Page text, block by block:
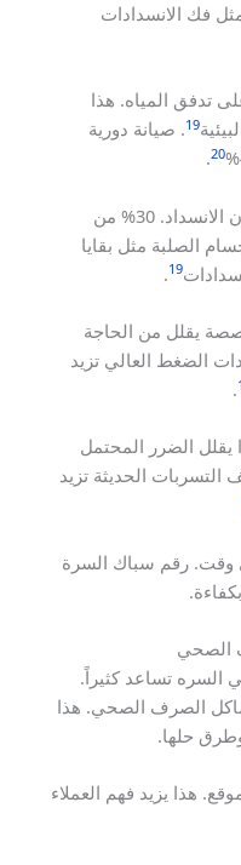
فك الانسدادات
تدفق المياه. هذا
19. صيانة دورية
20
.
الدهون والزيوت في الأنابيب يسببان الانسداد. 30% من
الصلبة مثل بقايا
19
.
يقلل من الحاجة
الضغط العالي تزيد
.
يقلل الضرر المحتمل
الحديثة تزيد
وقت. رقم سباك السرة
الصحي
السره تساعد كثيراً.
الصرف الصحي. هذا
حلها.
هذا يزيد فهم العملاء